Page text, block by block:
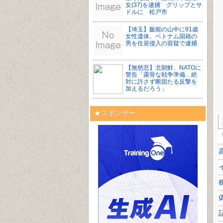
女(37)を逮捕 グリップとサ
ドルに 松戸市
【埼玉】飯能の山中に91歳
女性遺体、ベトナム国籍の
男を住居侵入の容疑で逮捕
【無慈悲】北朝鮮、NATOに
警告「露骨な戦争準備…絶
対に許さず断固たる反撃を
加えるだろう」
★スポンサー